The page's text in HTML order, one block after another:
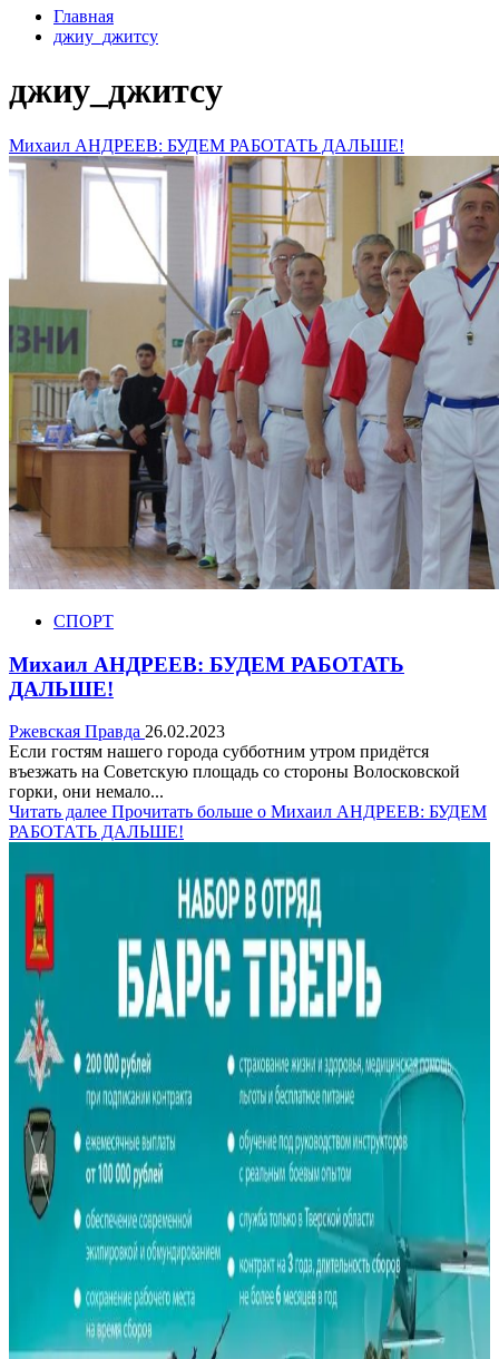
Главная
джиу_джитсу
джиу_джитсу
Михаил АНДРЕЕВ: БУДЕМ РАБОТАТЬ ДАЛЬШЕ!
СПОРТ
Михаил АНДРЕЕВ: БУДЕМ РАБОТАТЬ
ДАЛЬШЕ!
Ржевская Правда 26.02.2023
Если гостям нашего города субботним утром придётся
въезжать на Советскую площадь со стороны Волосковской
горки, они немало...
Читать далее Прочитать больше о Михаил АНДРЕЕВ: БУДЕМ
РАБОТАТЬ ДАЛЬШЕ!